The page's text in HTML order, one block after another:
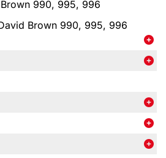
990, 995, 996
Brown 990, 995, 996